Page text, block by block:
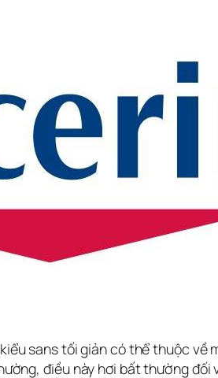
sans tối giản có thể thuộc
điều này hơi bất thường đối